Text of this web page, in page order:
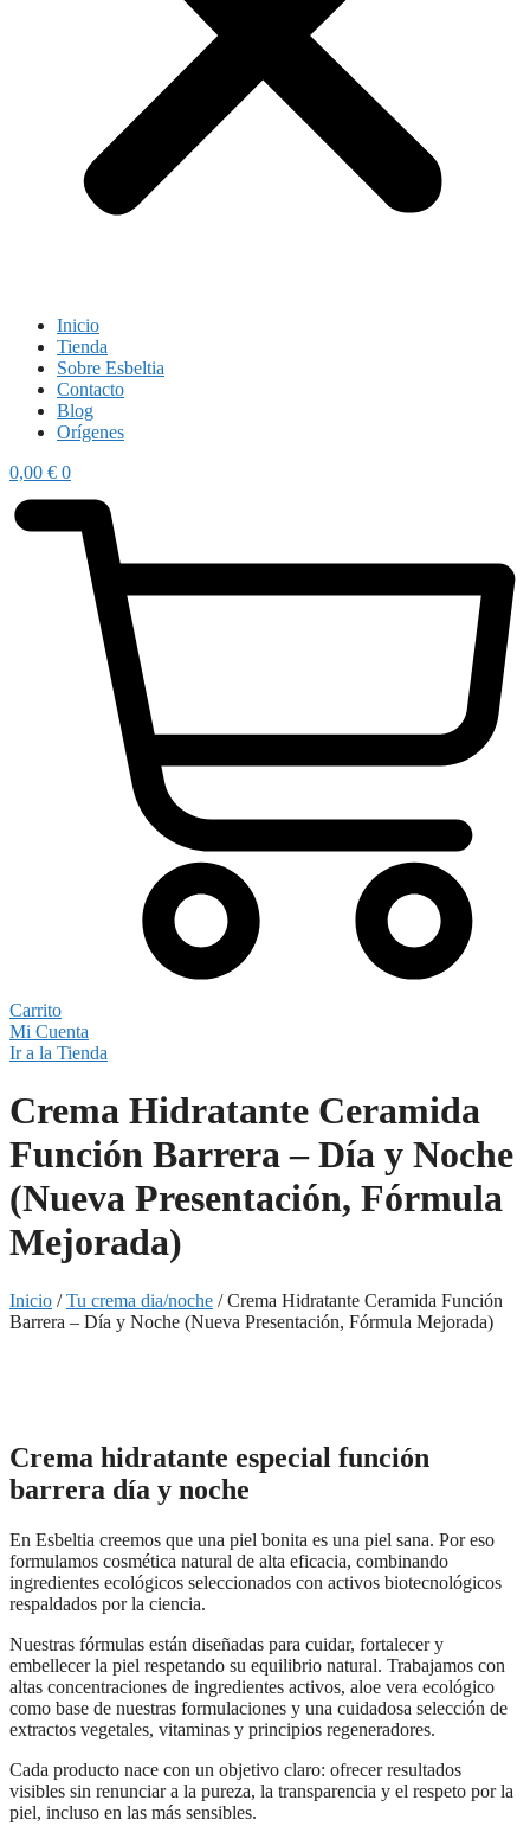
Inicio
Tienda
Sobre Esbeltia
Contacto
Blog
Orígenes
0,00 € 0
Carrito
Mi Cuenta
Ir a la Tienda
Crema Hidratante Ceramida
Función Barrera – Día y Noche
(Nueva Presentación, Fórmula
Mejorada)
Inicio /Tu crema dia/noche / Crema Hidratante Ceramida Función
Barrera – Día y Noche (Nueva Presentación, Fórmula Mejorada)
Crema hidratante especial función
barrera día y noche
En Esbeltia creemos que una piel bonita es una piel sana. Por eso
formulamos cosmética natural de alta eficacia, combinando
ingredientes ecológicos seleccionados con activos biotecnológicos
respaldados por la ciencia.
Nuestras fórmulas están diseñadas para cuidar, fortalecer y
embellecer la piel respetando su equilibrio natural. Trabajamos con
altas concentraciones de ingredientes activos, aloe vera ecológico
como base de nuestras formulaciones y una cuidadosa selección de
extractos vegetales, vitaminas y principios regeneradores.
Cada producto nace con un objetivo claro: ofrecer resultados
visibles sin renunciar a la pureza, la transparencia y el respeto por la
piel, incluso en las más sensibles.